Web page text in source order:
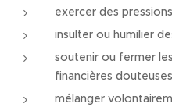
exercer des
insulter ou humilier
soutenir ou fermer
financières
mélanger